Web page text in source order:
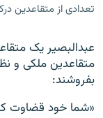
تعدادی از متقاعدین
عبدالبصیر یک
متقاعدین ملکی و
بفروشند:
«شما خود قضاوت